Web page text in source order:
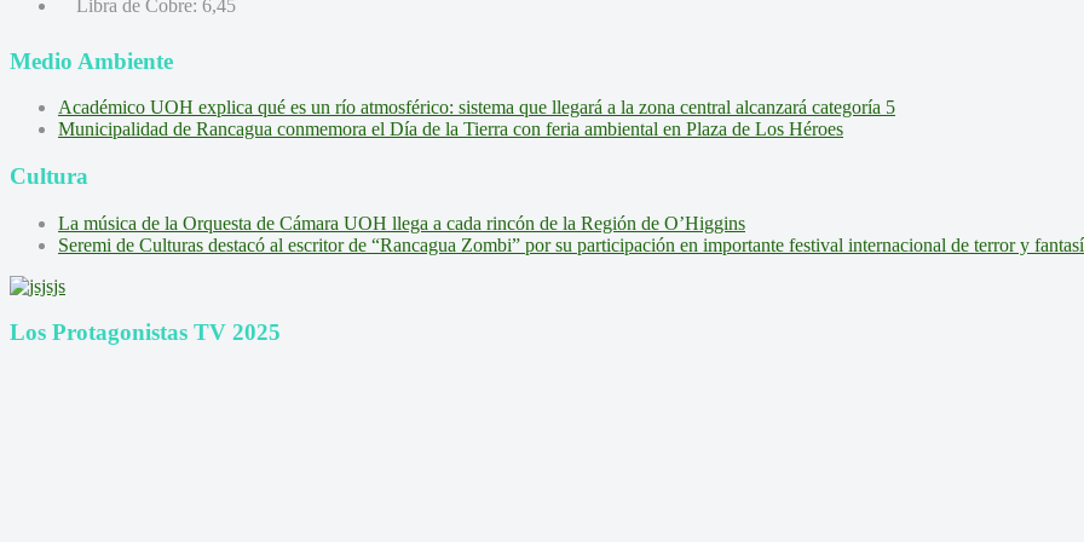
Libra de Cobre: 6,45
Medio Ambiente
Académico UOH explica qué es un río atmosférico: sistema que llegará a la zona central alcanzará categoría 5
Municipalidad de Rancagua conmemora el Día de la Tierra con feria ambiental en Plaza de Los Héroes
Cultura
La música de la Orquesta de Cámara UOH llega a cada rincón de la Región de O’Higgins
Seremi de Culturas destacó al escritor de “Rancagua Zombi” por su participación en importante festival internacional de terror y
Los Protagonistas TV 2025